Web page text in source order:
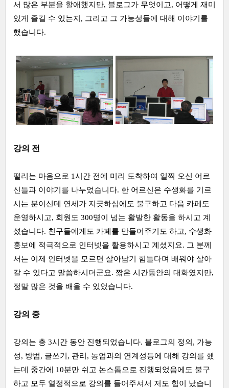
서 많은 부분을 할애했지만, 블로그가 무엇이고, 어떻게 재미
있게 즐길 수 있는지, 그리고 그 가능성들에 대해 이야기를
했습니다.
강의 전
떨리는 마음으로 1시간 전에 미리 도착하여 일찍 오신 어르
신들과 이야기를 나누었습니다. 한 어르신은 수생화를 기르
시는 분이신데 연세가 지긋하심에도 불구하고 다음 카페도
운영하시고, 회원도 300명이 넘는 활발한 활동을 하시고 계
셨습니다. 친구들에게도 카페를 만들어주기도 하고, 수생화
홍보에 적극적으로 인터넷을 활용하시고 계셨지요. 그 분께
서는 이제 인터넷을 모르면 살아남기 힘들다며 배워야 살아
갈 수 있다고 말씀하시더군요. 짧은 시간동안의 대화였지만,
정말 많은 것을 배울 수 있었습니다.
강의 중
강의는 총 3시간 동안 진행되었습니다. 블로그의 정의, 가능
성, 방법, 글쓰기, 관리, 농업과의 연계성등에 대해 강의를 했
는데 중간에 10분만 쉬고 논스톱으로 진행되었음에도 불구
하고 모두 열정적으로 강의를 들어주셔서 저도 힘이 났습니